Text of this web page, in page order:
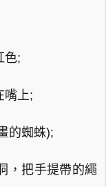
色;
嘴上;
的蜘蛛);
，把手提帶的繩